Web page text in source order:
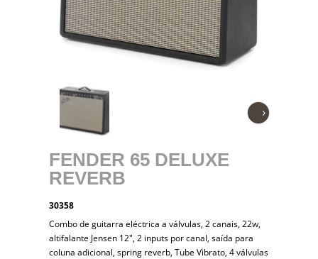
›
FENDER 65 DELUXE
REVERB
30358
Combo de guitarra eléctrica a válvulas, 2 canais, 22w,
altifalante Jensen 12", 2 inputs por canal, saída para
coluna adicional, spring reverb, Tube Vibrato, 4 válvulas